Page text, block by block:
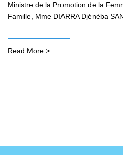
Ministre de la Promotion de la
Famille, Mme DIARRA Djénéba
Read More >